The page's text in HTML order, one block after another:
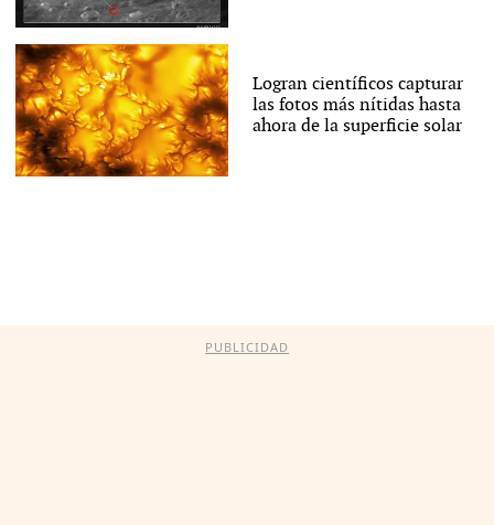
Logran científicos capturar
las fotos más nítidas hasta
ahora de la superficie solar
PUBLICIDAD